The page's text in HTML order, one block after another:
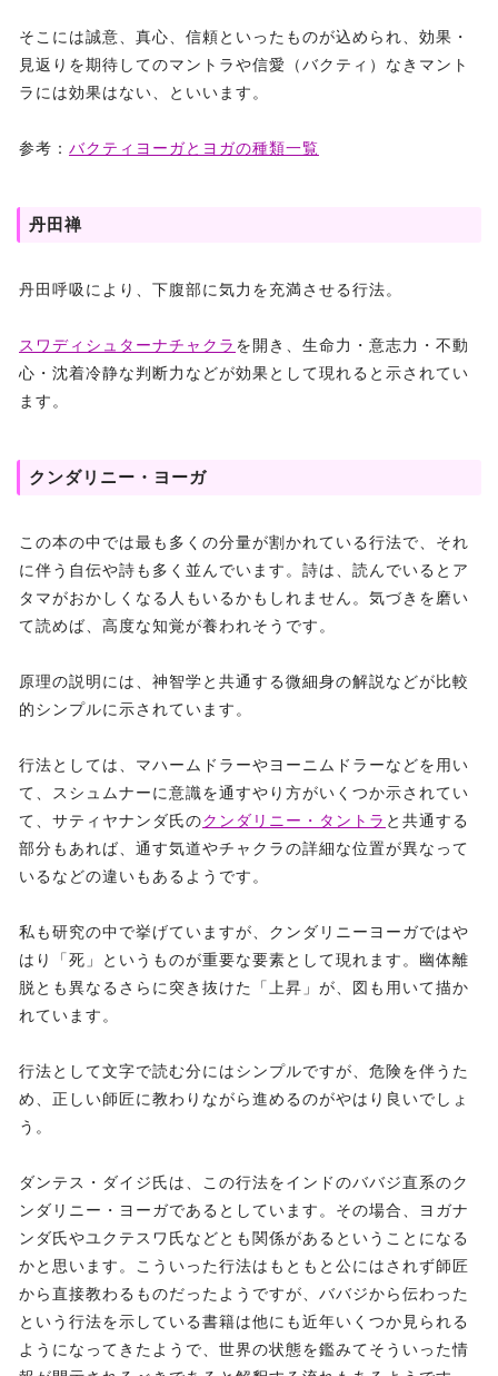
そこには誠意、真心、信頼といったものが込められ、効果・
見返りを期待してのマントラや信愛（バクティ）なきマント
ラには効果はない、といいます。
参考： バクティヨーガとヨガの種類一覧
丹田禅
丹田呼吸により、下腹部に気力を充満させる行法。
スワディシュターナチャクラ を開き、生命力・意志力・不動
心・沈着冷静な判断力などが効果として現れると示されてい
ます。
クンダリニー・ヨーガ
この本の中では最も多くの分量が割かれている行法で、それ
に伴う自伝や詩も多く並んでいます。詩は、読んでいるとア
タマがおかしくなる人もいるかもしれません。気づきを磨い
て読めば、高度な知覚が養われそうです。
原理の説明には、神智学と共通する微細身の解説などが比較
的シンプルに示されています。
行法としては、マハームドラーやヨーニムドラーなどを用い
て、スシュムナーに意識を通すやり方がいくつか示されてい
て、サティヤナンダ氏のクンダリニー・タントラ と共通する
部分もあれば、通す気道やチャクラの詳細な位置が異なって
いるなどの違いもあるようです。
私も研究の中で挙げていますが、クンダリニーヨーガではや
はり「死」というものが重要な要素として現れます。幽体離
脱とも異なるさらに突き抜けた「上昇」が、図も用いて描か
れています。
行法として文字で読む分にはシンプルですが、危険を伴うた
め、正しい師匠に教わりながら進めるのがやはり良いでしょ
う。
ダンテス・ダイジ氏は、この行法をインドのババジ直系のク
ンダリニー・ヨーガであるとしています。その場合、ヨガナ
ンダ氏やユクテスワ氏などとも関係があるということになる
かと思います。こういった行法はもともと公にはされず師匠
から直接教わるものだったようですが、ババジから伝わった
という行法を示している書籍は他にも近年いくつか見られる
ようになってきたようで、世界の状態を鑑みてそういった情